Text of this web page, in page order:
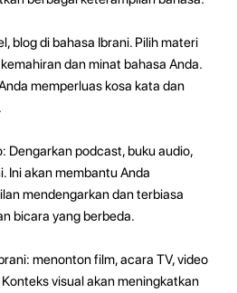
blog di bahasa Ibrani. Pilih materi
dan minat bahasa Anda.
memperluas kosa kata dan
Dengarkan podcast, buku audio,
Ini akan membantu Anda
mendengarkan dan terbiasa
bicara yang berbeda.
menonton film, acara TV, video
visual akan meningkatkan